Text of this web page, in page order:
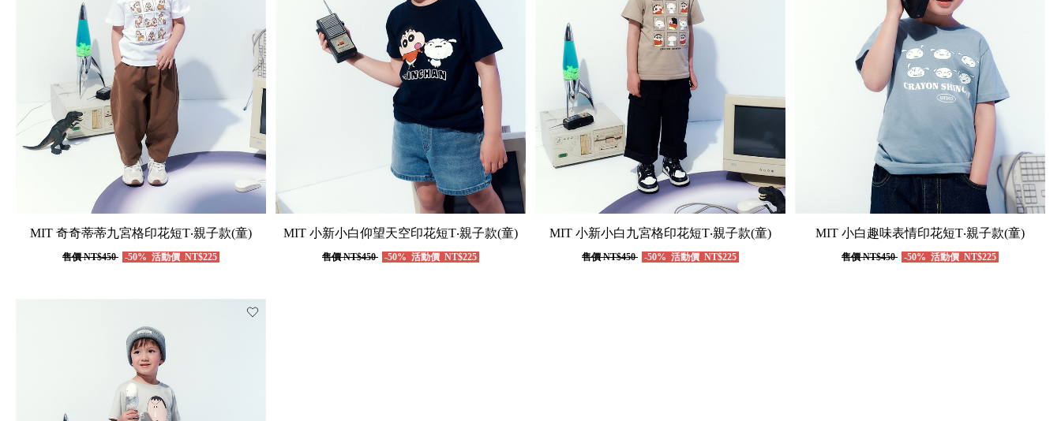
MIT 奇奇蒂蒂九宮格印花短T‧親子款(童)
售價NT$450 -50% 活動價 NT$225
MIT 小新小白仰望天空印花短T‧親子款(童)
售價NT$450 -50% 活動價 NT$225
MIT 小新小白九宮格印花短T‧親子款(童)
售價NT$450 -50% 活動價 NT$225
MIT 小白趣味表情印花短T‧親子款(童)
售價NT$450 -50% 活動價 NT$225